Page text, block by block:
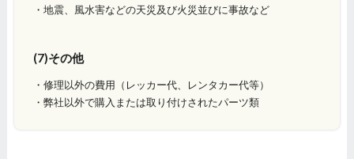
・地震、風水害などの天災及び火災並びに事故など
(7)その他
・修理以外の費用（レッカー代、レンタカー代等）
・弊社以外で購入または取り付けされたパーツ類